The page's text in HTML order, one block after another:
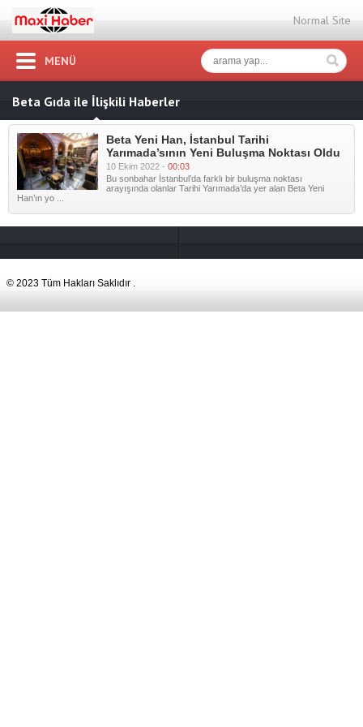
Normal Site
MENÜ
Beta Gıda ile İlişkili Haberler
Beta Yeni Han, İstanbul Tarihi
Yarımada’sının Yeni Buluşma Noktası Oldu
10 Ekim 2022 - 00:03
Bu sonbahar İstanbul’da farklı bir buluşma noktası
arayışında olanlar Tarihi Yarımada’da yer alan Beta Yeni
Han’ın yo ...
© 2023 Tüm Hakları Saklıdır .